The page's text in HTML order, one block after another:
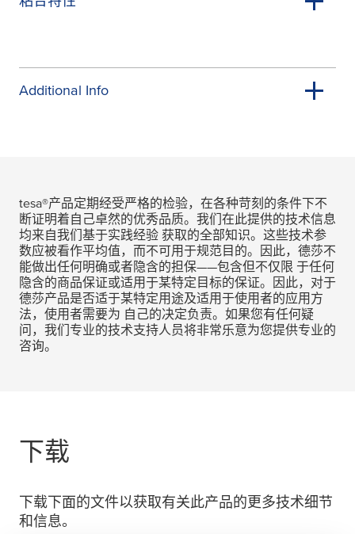
Additional Info
tesa®产品定期经受严格的检验，在各种苛刻的条件下不
断证明着自己卓然的优秀品质。我们在此提供的技术信息
均来自我们基于实践经验 获取的全部知识。这些技术参
数应被看作平均值，而不可用于规范目的。因此，德莎不
能做出任何明确或者隐含的担保——包含但不仅限 于任何
隐含的商品保证或适用于某特定目标的保证。因此，对于
德莎产品是否适于某特定用途及适用于使用者的应用方
法，使用者需要为 自己的决定负责。如果您有任何疑
问，我们专业的技术支持人员将非常乐意为您提供专业的
咨询。
下载
下载下面的文件以获取有关此产品的更多技术细节
和信息。